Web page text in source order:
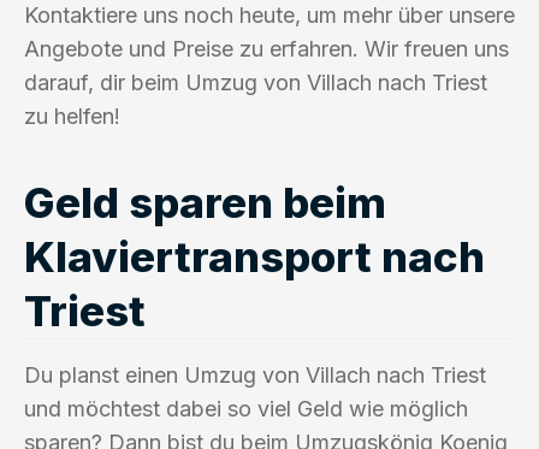
Kontaktiere uns noch heute, um mehr über unsere
Angebote und Preise zu erfahren. Wir freuen uns
darauf, dir beim Umzug von Villach nach Triest
zu helfen!
Geld sparen beim
Klaviertransport nach
Triest
Du planst einen Umzug von Villach nach Triest
und möchtest dabei so viel Geld wie möglich
sparen? Dann bist du beim Umzugskönig Koenig